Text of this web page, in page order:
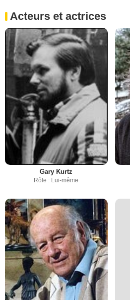
Acteurs et actrices
Gary Kurtz
Rôle : Lui-même